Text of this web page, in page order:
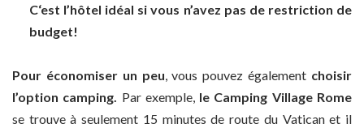
C‘est l’hôtel idéal si vous n’avez pas de restriction de
budget!
Pour économiser un peu, vous pouvez également choisir
l’option camping. Par exemple,le Camping Village Rome
se trouve à seulement 15 minutes de route du Vatican et il